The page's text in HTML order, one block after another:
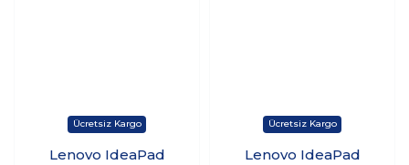
Lenovo IdeaPad
Lenovo IdeaPad